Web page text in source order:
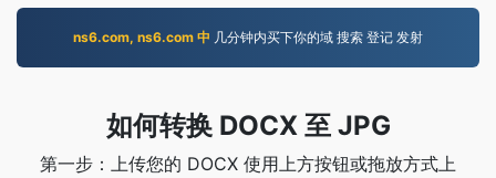
ns6.com, ns6.com 中 几分钟内买下你的域 搜索 登记 发射
如何转换 DOCX 至 JPG
第一步：上传您的 DOCX 使用上方按钮或拖放方式上